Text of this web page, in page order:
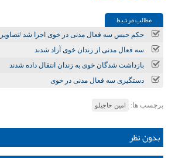
مطالب مرتـبط
حکم حبس سه فعال مدنی در خوی اجرا شد /تصاویر
سه فعال مدنی از زندان خوی آزاد شدند
بازداشت شدگان خوی به زندان انتقال داده شدند
دستگیری سه فعال مدنی در خوی
برچسب ها: امین حاجیلو
بدون نظر